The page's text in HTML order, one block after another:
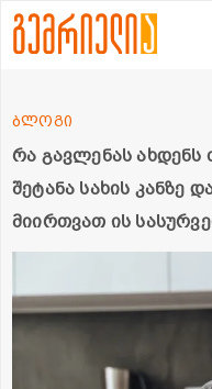
რა გავლენას ახდენს
შეტანა სახის კანზე
მიირთვათ ის
ბლოგი